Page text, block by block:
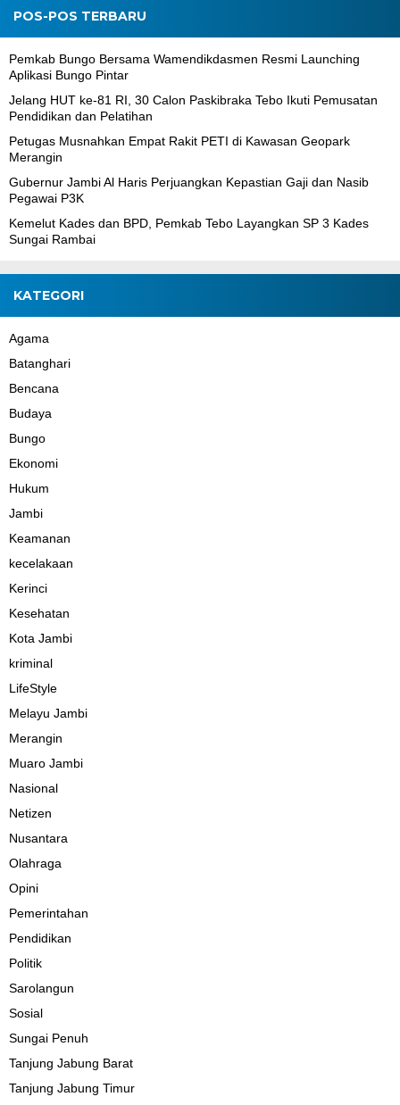
POS-POS TERBARU
Pemkab Bungo Bersama Wamendikdasmen Resmi Launching
Aplikasi Bungo Pintar
Jelang HUT ke-81 RI, 30 Calon Paskibraka Tebo Ikuti Pemusatan
Pendidikan dan Pelatihan
Petugas Musnahkan Empat Rakit PETI di Kawasan Geopark
Merangin
Gubernur Jambi Al Haris Perjuangkan Kepastian Gaji dan Nasib
Pegawai P3K
Kemelut Kades dan BPD, Pemkab Tebo Layangkan SP 3 Kades
Sungai Rambai
KATEGORI
Agama
Batanghari
Bencana
Budaya
Bungo
Ekonomi
Hukum
Jambi
Keamanan
kecelakaan
Kerinci
Kesehatan
Kota Jambi
kriminal
LifeStyle
Melayu Jambi
Merangin
Muaro Jambi
Nasional
Netizen
Nusantara
Olahraga
Opini
Pemerintahan
Pendidikan
Politik
Sarolangun
Sosial
Sungai Penuh
Tanjung Jabung Barat
Tanjung Jabung Timur